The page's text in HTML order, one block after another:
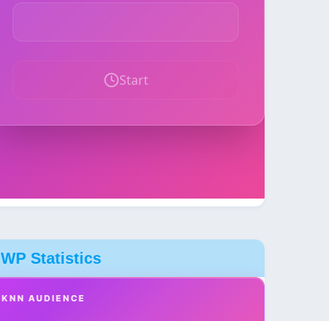
WP Statistics
KNN AUDIENCE